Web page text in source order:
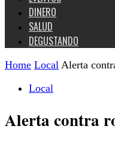
DINERO
SALUD
DEGUSTANDO
Home Local Alerta
Local
Alerta contra